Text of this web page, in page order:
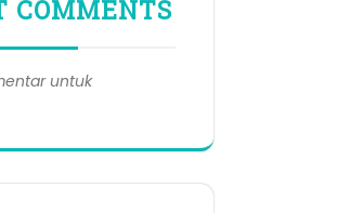
COMMENTS
untuk